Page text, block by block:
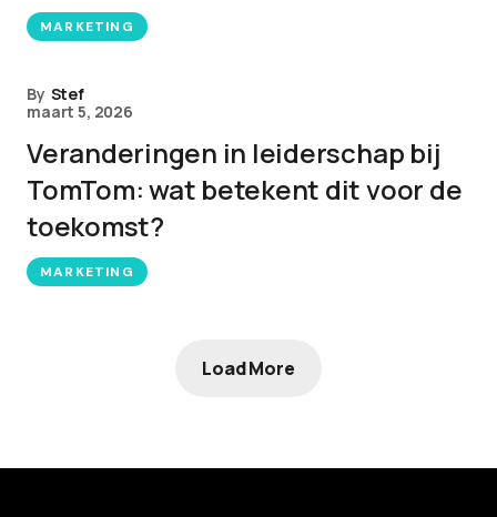
MARKETING
By Stef
maart 5, 2026
Veranderingen in leiderschap bij
TomTom: wat betekent dit voor de
toekomst?
MARKETING
Load More